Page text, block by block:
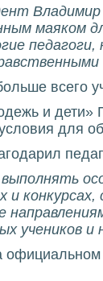
Владимир
маяком
всего
и дети»
для
выполнять
и
учеников и